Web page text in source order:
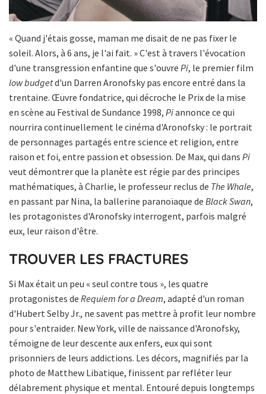
« Quand j'étais gosse, maman me disait de ne pas fixer le
soleil. Alors, à 6 ans, je l'ai fait. » C'est à travers l'évocation
d'une transgression enfantine que s'ouvre Pi, le premier film
low budgetd'un Darren Aronofsky pas encore entré dans la
trentaine. Œuvre fondatrice, qui décroche le Prix de la mise
en scène au Festival de Sundance 1998, Piannonce ce qui
nourrira continuellement le cinéma d'Aronofsky : le portrait
de personnages partagés entre science et religion, entre
raison et foi, entre passion et obsession. De Max, qui dans Pi
veut démontrer que la planète est régie par des principes
mathématiques, à Charlie, le professeur reclus de The Whale,
en passant par Nina, la ballerine paranoïaque de Black Swan,
les protagonistes d'Aronofsky interrogent, parfois malgré
eux, leur raison d'être.
TROUVER LES FRACTURES
Si Max était un peu « seul contre tous », les quatre
protagonistes de Requiem for a Dream, adapté d'un roman
d'Hubert Selby Jr., ne savent pas mettre à profit leur nombre
pour s'entraider. New York, ville de naissance d'Aronofsky,
témoigne de leur descente aux enfers, eux qui sont
prisonniers de leurs addictions. Les décors, magnifiés par la
photo de Matthew Libatique, finissent par refléter leur
délabrement physique et mental. Entouré depuis longtemps